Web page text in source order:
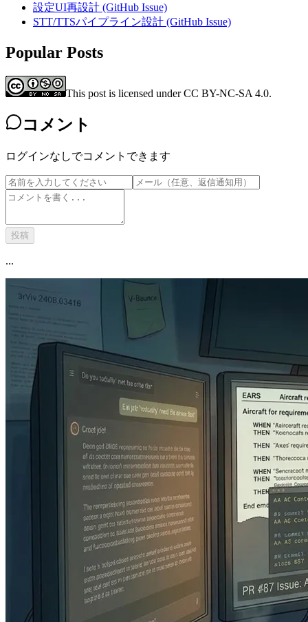
設定UI再設計 (GitHub Issue)
STT/TTSパイプライン設計 (GitHub Issue)
Popular Posts
This post is licensed under CC BY-NC-SA 4.0.
コメント
ログインなしでコメントできます
投稿
...